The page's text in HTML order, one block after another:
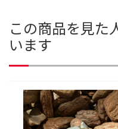
この商品を見た
います